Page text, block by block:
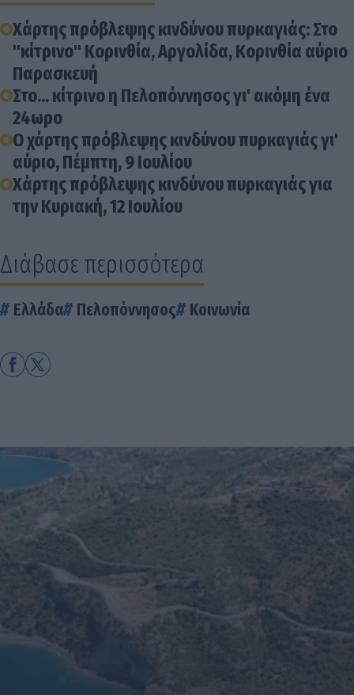
Χάρτης πρόβλεψης κινδύνου πυρκαγιάς: Στο
"κίτρινο" Κορινθία, Αργολίδα, Κορινθία αύριο
Παρασκευή
Στο... κίτρινο η Πελοπόννησος γι' ακόμη ένα
24ωρο
Ο χάρτης πρόβλεψης κινδύνου πυρκαγιάς γι'
αύριο, Πέμπτη, 9 Ιουλίου
Χάρτης πρόβλεψης κινδύνου πυρκαγιάς για
την Κυριακή, 12 Ιουλίου
Διάβασε περισσότερα
Ελλάδα Πελοπόννησος Κοινωνία